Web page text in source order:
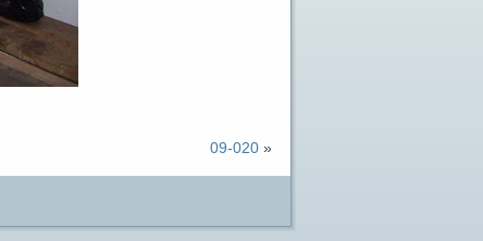
09-020 »